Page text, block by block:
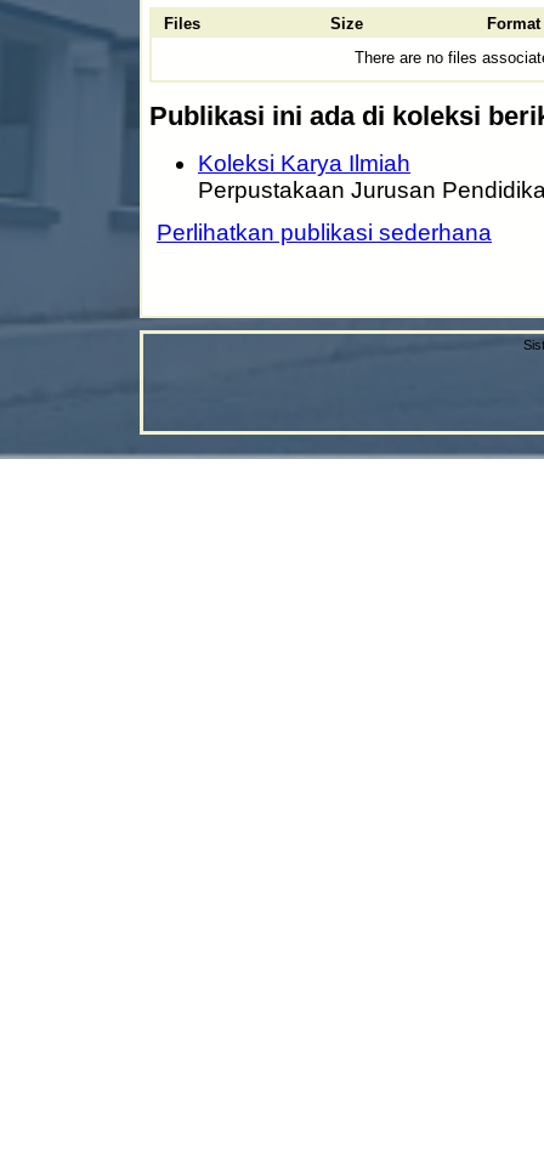
Files Size
Format
There are no files
Publikasi ini ada di koleksi
Koleksi Karya Ilmiah
Perpustakaan Jurusan
Perlihatkan publikasi sederhana